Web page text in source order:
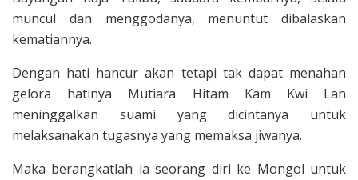
muncul dan menggodanya, menun­tut dibalaskan
kematiannya.
Dengan hati hancur akan tetapi tak dapat menahan
gelora hatinya Mutiara Hitam Kam Kwi Lan
meninggalkan suami ­yang dicintanya untuk
melaksanakan tugasnya yang memaksa jiwanya.
Maka berangkatlah ia seorang diri ke Mongol untuk